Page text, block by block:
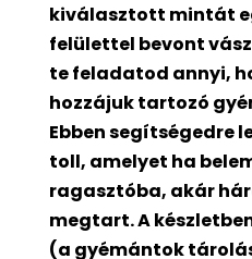
kiválasztott mintát
felülettel bevont
te feladatod annyi,
hozzájuk tartozó
Ebben segítségedre
toll, amelyet ha
ragasztóba, akár
megtart. A
(a gyémántok